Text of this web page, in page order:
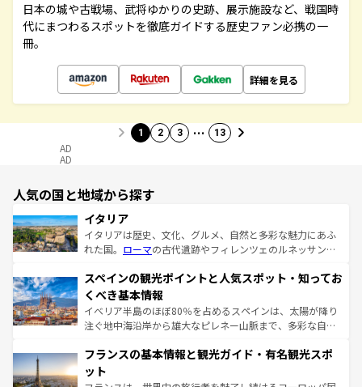
日本の城や古戦場、武将ゆかりの史跡、展示施設など、戦国時
代にまつわるスポットを徹底ガイドする歴史ファン必携の一
冊。
詳細を見る
1 2 3 … 13
AD
AD
人気の国と地域から探す
イタリア
イタリアは歴史、文化、グルメ、自然と多彩な魅力にあふ
れた国。 ローマの古代遺跡やフィレンツェのルネッサンス
ろん、トスカーナの美しい田園風景やアマルフィ海岸の絶
景など、自然景観も見逃せない。観光の合間には、本場の
ピザやパスタなど、絶品のイタリア料理を堪能することも
できる。朝目覚めてから夜眠るまで、すべての瞬間を楽し
なお、新着のイタリア情報はコンテンツ一覧を参照してほ
しい。
スペインの観光ポイントと人気スポット・知ってお
くべき基本情報
イベリア半島のほぼ80％を占めるスペインは、太陽が降り
注ぐ地中海沿岸から雄大なピレネー山脈まで、多彩な自然
文化が根付くこの国では、情熱的なフラメンコ、熱気あふ
れる闘牛、そして美味しいタパスが生活の一部となってい
る。首都マドリードの洗練された雰囲気や、バルセロナの
フランスの基本情報と観光ガイド・有名観光スポ
ット